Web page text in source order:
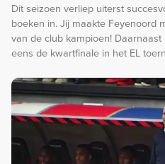
Dit seizoen verliep uiterst
boeken in. Jij maakte Feyenoord
van de club kampioen!
eens de kwartfinale in het EL